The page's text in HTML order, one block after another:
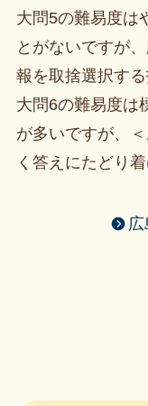
大問5の難易度は
とがないですが
報を取捨選択する
大問6の難易度は
が多いですが、
く答えにたどり